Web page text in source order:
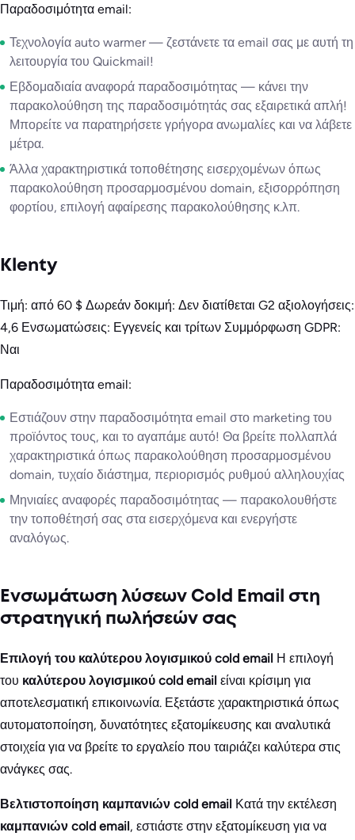
Παραδοσιμότητα email:
Τεχνολογία auto warmer — ζεστάνετε τα email σας με αυτή τη
λειτουργία του Quickmail!
Εβδομαδιαία αναφορά παραδοσιμότητας — κάνει την
παρακολούθηση της παραδοσιμότητάς σας εξαιρετικά απλή!
Μπορείτε να παρατηρήσετε γρήγορα ανωμαλίες και να λάβετε
μέτρα.
Άλλα χαρακτηριστικά τοποθέτησης εισερχομένων όπως
παρακολούθηση προσαρμοσμένου domain, εξισορρόπηση
φορτίου, επιλογή αφαίρεσης παρακολούθησης κ.λπ.
Klenty
Τιμή: από 60 $ Δωρεάν δοκιμή: Δεν διατίθεται G2 αξιολογήσεις:
4,6 Ενσωματώσεις: Εγγενείς και τρίτων Συμμόρφωση GDPR:
Ναι
Παραδοσιμότητα email:
Εστιάζουν στην παραδοσιμότητα email στο marketing του
προϊόντος τους, και το αγαπάμε αυτό! Θα βρείτε πολλαπλά
χαρακτηριστικά όπως παρακολούθηση προσαρμοσμένου
domain, τυχαίο διάστημα, περιορισμός ρυθμού αλληλουχίας
Μηνιαίες αναφορές παραδοσιμότητας — παρακολουθήστε
την τοποθέτησή σας στα εισερχόμενα και ενεργήστε
αναλόγως.
Ενσωμάτωση λύσεων Cold Email στη
στρατηγική πωλήσεών σας
Επιλογή του καλύτερου λογισμικού cold email Η επιλογή
του καλύτερου λογισμικού cold email είναι κρίσιμη για
αποτελεσματική επικοινωνία. Εξετάστε χαρακτηριστικά όπως
αυτοματοποίηση, δυνατότητες εξατομίκευσης και αναλυτικά
στοιχεία για να βρείτε το εργαλείο που ταιριάζει καλύτερα στις
ανάγκες σας.
Βελτιστοποίηση καμπανιών cold email Κατά την εκτέλεση
καμπανιών cold email, εστιάστε στην εξατομίκευση για να